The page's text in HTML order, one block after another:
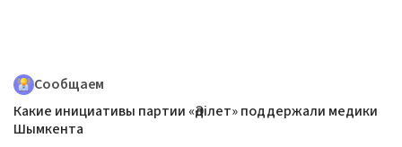
Сообщаем
Какие инициативы партии «Әділет» поддержали медики
Шымкента